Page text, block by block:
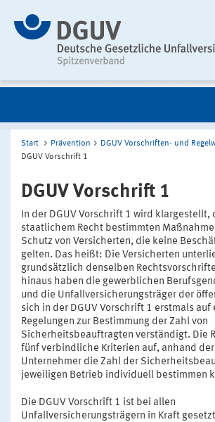
Start Prävention
DGUV Vorschriften- und
DGUV Vorschrift 1
DGUV Vorschrift 1
In der DGUV Vorschrift 1 wird klargestellt,
staatlichem Recht bestimmten
Schutz von Versicherten, die keine
gelten. Das heißt: Die Versicherten
grundsätzlich denselben
hinaus haben die gewerblichen
und die Unfallversicherungsträger der
sich in der DGUV Vorschrift 1 erstmals
Regelungen zur Bestimmung der Zahl von
Sicherheitsbeauftragten verständigt. Die
fünf verbindliche Kriterien auf, anhand
Unternehmer die Zahl der
jeweiligen Betrieb individuell bestimmen
Die DGUV Vorschrift 1 ist bei allen
Unfallversicherungsträgern in Kraft